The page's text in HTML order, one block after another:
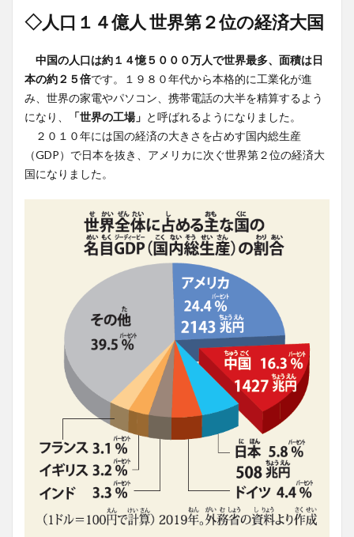
◇人口１４億人 世界第２位の経済大国
中国の人口は約１４憶５０００万人で世界最多、面積は日
本の約２５倍です。１９８０年代から本格的に工業化が進
み、世界の家電やパソコン、携帯電話の大半を精算するよう
になり、
「世界の工場」 と呼ばれるようになりました。
２０１０年には国の経済の大きさを占めす国内総生産
（GDP）で日本を抜き、アメリカに次ぐ世界第２位の経済大
国になりました。